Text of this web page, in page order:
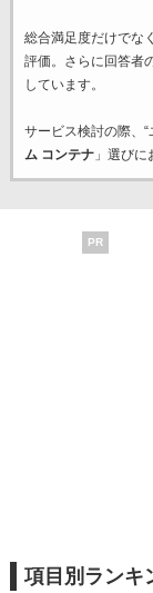
総合満足度だけでな
評価。さらに回答者
しています。
サービス検討の際、
ム コンテナ」選びに
PR
項目別ランキ